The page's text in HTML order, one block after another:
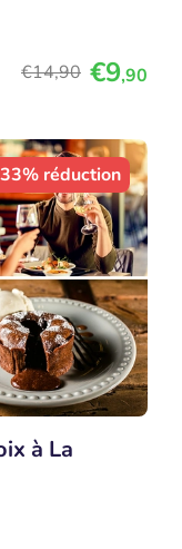
€14,90 €9,90
33% réduction
à La